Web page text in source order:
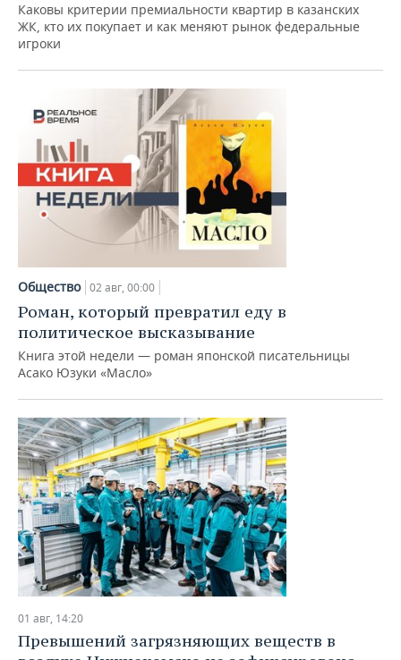
Каковы критерии премиальности квартир в казанских
ЖК, кто их покупает и как меняют рынок федеральные
игроки
Общество 02 авг, 00:00
Роман, который превратил еду в
политическое высказывание
Книга этой недели — роман японской писательницы
Асако Юзуки «Масло»
01 авг, 14:20
Превышений загрязняющих веществ в